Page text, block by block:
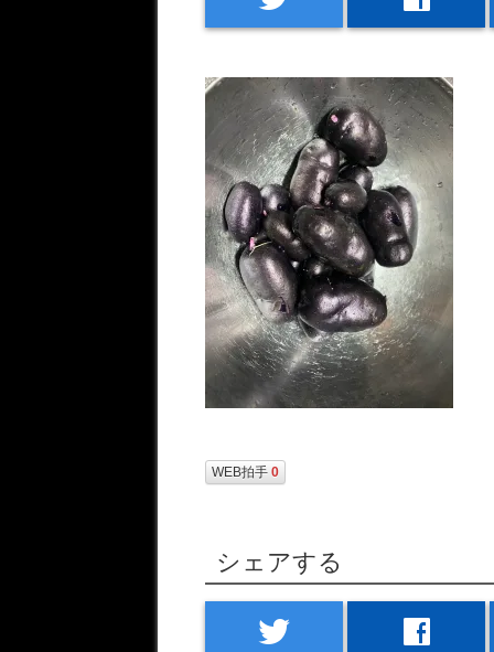
WEB拍手 0
シェアする
twitter facebook